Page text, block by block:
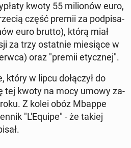
kwoty 55 mi­lio­nów euro,
część premii za pod­pi­sa­
euro brutto), którą miał
za trzy ostat­nie mie­sią­ce w
oraz "premii etycz­nej".
który w lipcu do­łą­czył do
tej kwoty na mocy umowy za­
Z kolei obóz Mbappe
"L'E­qu­ipe" - że takiej